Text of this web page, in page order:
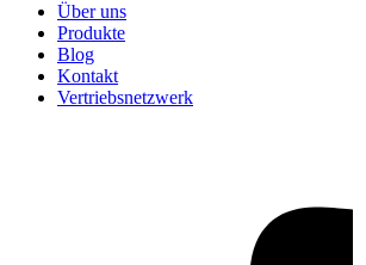
Über uns
Produkte
Blog
Kontakt
Vertriebsnetzwerk